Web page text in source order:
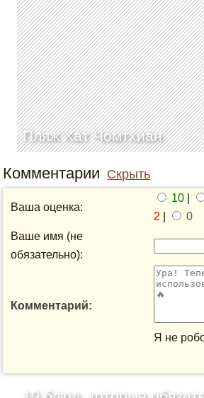
Пляж Хат Чомтхиан
Комментарии Скрыть
Ваша оценка:
10
2
0
Ваше имя (не
обязательно):
Комментарий:
Я не